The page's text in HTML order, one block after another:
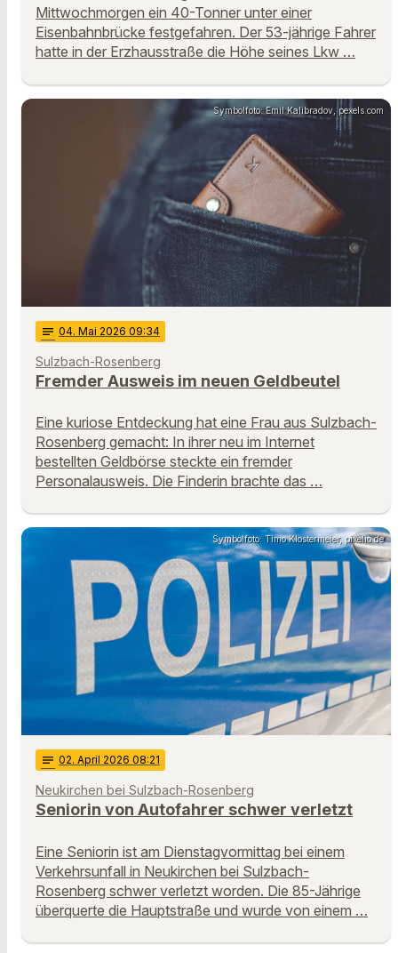
Mittwochmorgen ein 40-Tonner unter einer
Eisenbahnbrücke festgefahren. Der 53-jährige Fahrer
hatte in der Erzhausstraße die Höhe seines Lkw …
Symbolfoto: Emil Kalibradov, pexels.com
notes 04. Mai 2026 09:34
Sulzbach-Rosenberg
Fremder Ausweis im neuen Geldbeutel
Eine kuriose Entdeckung hat eine Frau aus Sulzbach-
Rosenberg gemacht: In ihrer neu im Internet
bestellten Geldbörse steckte ein fremder
Personalausweis. Die Finderin brachte das …
Symbolfoto: Timo Klostermeier, pixelio.de
notes 02. April 2026 08:21
Neukirchen bei Sulzbach-Rosenberg
Seniorin von Autofahrer schwer verletzt
Eine Seniorin ist am Dienstagvormittag bei einem
Verkehrsunfall in Neukirchen bei Sulzbach-
Rosenberg schwer verletzt worden. Die 85-Jährige
überquerte die Hauptstraße und wurde von einem …